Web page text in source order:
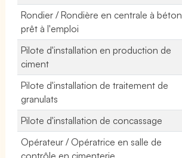
Rondier / Rondière en centrale à béton
prêt à l'emploi
Pilote d'installation en production de
ciment
Pilote d'installation de traitement de
granulats
Pilote d'installation de concassage
Opérateur / Opératrice en salle de
contrôle en cimenterie